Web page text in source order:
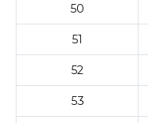
50
51
52
53